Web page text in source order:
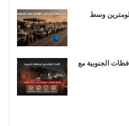
وسط
الجنوبية مع